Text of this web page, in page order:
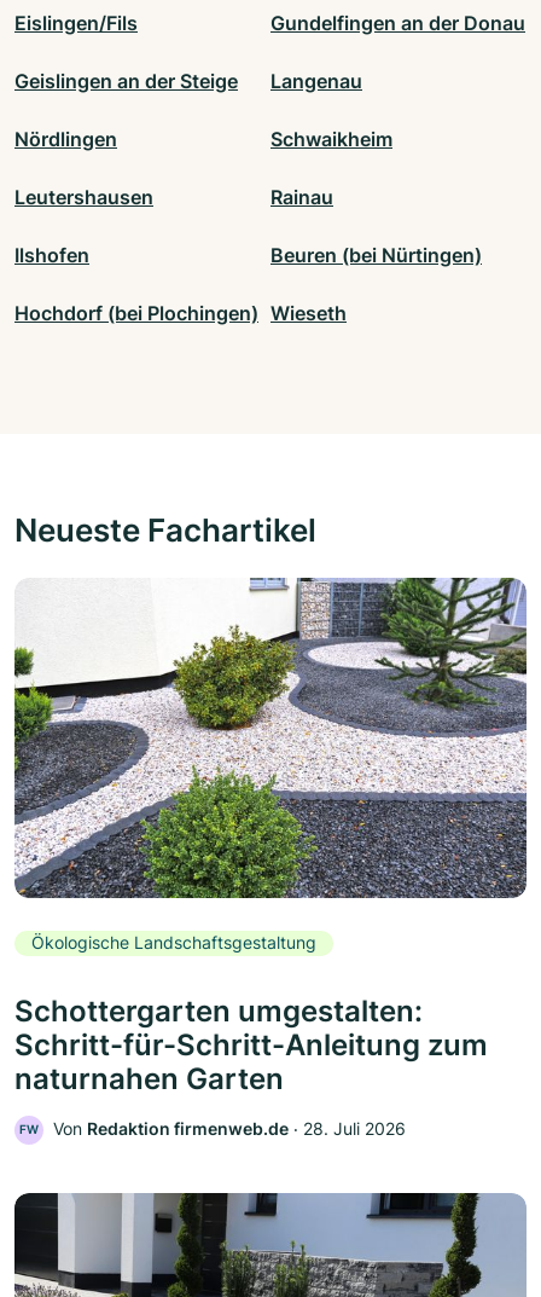
Eislingen/Fils Gundelfingen an der Donau
Geislingen an der Steige Langenau
Nördlingen Schwaikheim
Leutershausen Rainau
Ilshofen Beuren (bei Nürtingen)
Hochdorf (bei Plochingen) Wieseth
Neueste Fachartikel
Ökologische Landschaftsgestaltung
Schottergarten umgestalten:
Schritt-für-Schritt-Anleitung zum
naturnahen Garten
FW Von Redaktion firmenweb.de ‧ 28. Juli 2026